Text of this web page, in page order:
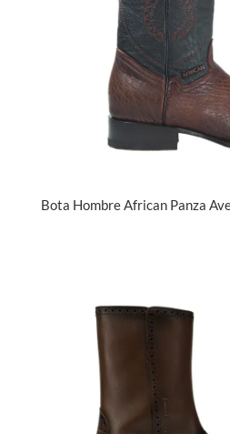
Bota Hombre African Panza